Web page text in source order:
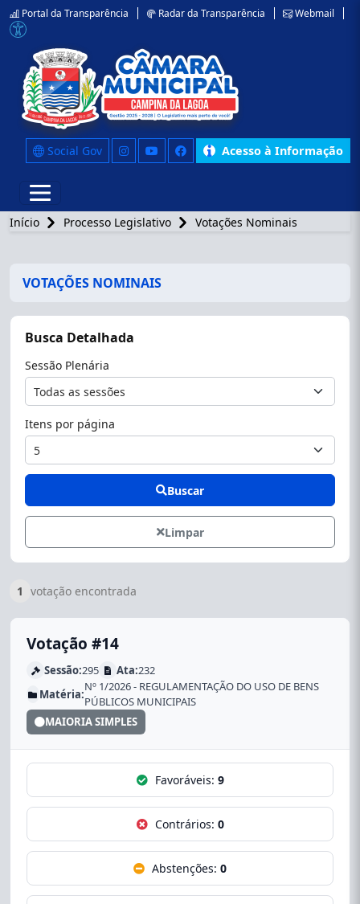
Portal da Transparência Radar da Transparência Webmail
Social Gov Acesso à Informação
Início Processo Legislativo Votações Nominais
VOTAÇÕES NOMINAIS
Busca Detalhada
Sessão Plenária
Itens por página
Buscar
Limpar
1 votação encontrada
Votação #14
Sessão:295 Ata:232
Matéria:
Nº 1/2026 - REGULAMENTAÇÃO DO USO DE BENS
PÚBLICOS MUNICIPAIS
MAIORIA SIMPLES
Favoráveis: 9
Contrários: 0
Abstenções: 0